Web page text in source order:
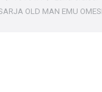
OLD MAN EMU